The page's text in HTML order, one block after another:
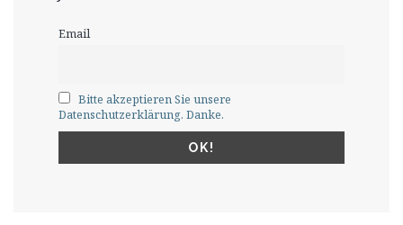
Email
Bitte akzeptieren Sie unsere
Datenschutzerklärung. Danke.